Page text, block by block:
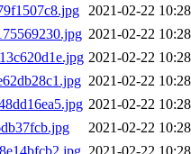
2021-02-22 10:28
2021-02-22 10:28
2021-02-22 10:28
2021-02-22 10:28
2021-02-22 10:28
2021-02-22 10:28